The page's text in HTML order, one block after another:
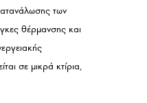
των
θέρμανσης και
σε μικρά κτίρια,